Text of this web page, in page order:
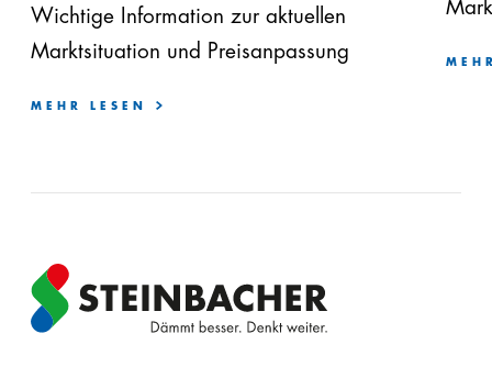
Wichtige Information zur aktuellen
Marktsituation und Preisanpassung
MEHR LESEN